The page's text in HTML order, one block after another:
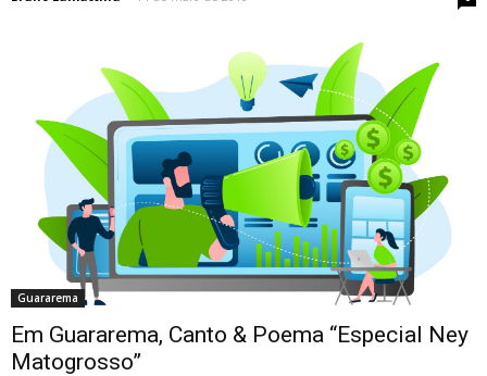
Guararema
Em Guararema, Canto & Poema “Especial Ney
Matogrosso”